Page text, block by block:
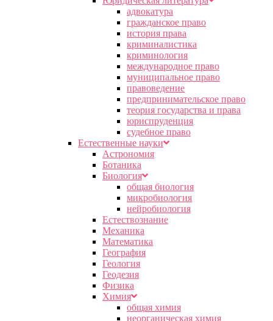
адвокатура
гражданское право
история права
криминалистика
криминология
международное право
муниципальное право
правоведение
предпринимательское право
теория государства и права
юриспруденция
судебное право
Естественные науки
Астрономия
Ботаника
Биология
общая биология
микробиология
нейробиология
Естествознание
Механика
Математика
География
Геология
Геодезия
Физика
Химия
общая химия
неорганическая химия